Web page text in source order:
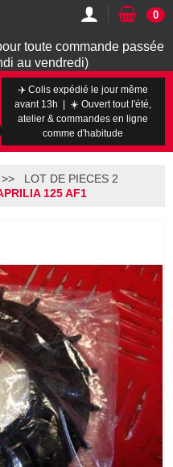
toute commande passée
au vendredi)
0
✈️ Colis expédié le jour même
avant 13h | ☀️ Ouvert tout l'été,
atelier & commandes en ligne
comme d'habitude
LOT DE PIECES 2
125 AF1